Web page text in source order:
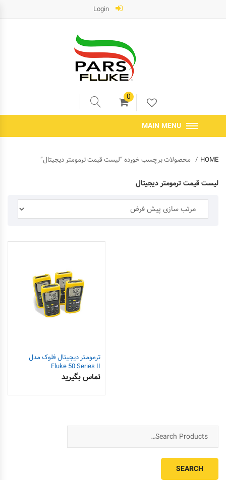
0
MAIN MENU
HOME محصولات برچسب خورده “لیست قیمت ترمومتر دیجیتال”
لیست قیمت ترمومتر دیجیتال
ترمومتر دیجیتال فلوک مدل
Fluke 50 Series II
تماس بگیرید